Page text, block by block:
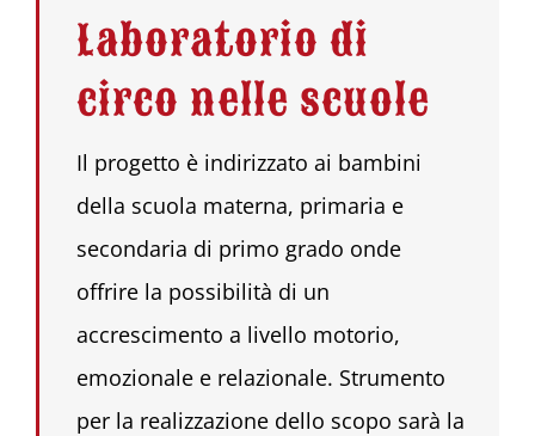
Laboratorio di
circo nelle scuole
Il progetto è indirizzato ai bambini
della scuola materna, primaria e
secondaria di primo grado onde
offrire la possibilità di un
accrescimento a livello motorio,
emozionale e relazionale. Strumento
per la realizzazione dello scopo sarà la